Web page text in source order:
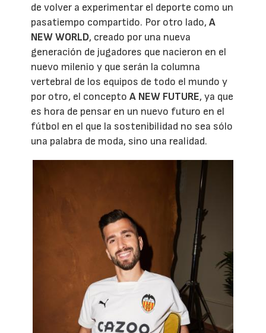
de volver a experimentar el deporte como un
pasatiempo compartido. Por otro lado,A
NEW WORLD, creado por una nueva
generación de jugadores que nacieron en el
nuevo milenio y que serán la columna
vertebral de los equipos de todo el mundo y
por otro, el conceptoA NEW FUTURE, ya que
es hora de pensar en un nuevo futuro en el
fútbol en el que la sostenibilidad no sea sólo
una palabra de moda, sino una realidad.